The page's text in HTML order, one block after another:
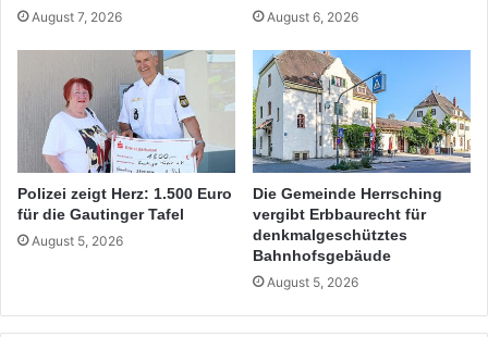
August 7, 2026 August 6, 2026
Polizei zeigt Herz: 1.500 Euro
für die Gautinger Tafel
August 5, 2026
Die Gemeinde Herrsching
vergibt Erbbaurecht für
denkmalgeschütztes
Bahnhofsgebäude
August 5, 2026